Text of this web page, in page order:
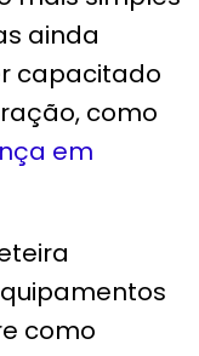
ainda
capacitado
como
em
como